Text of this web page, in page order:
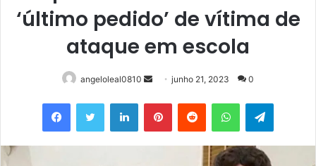
‘último pedido’ de vítima de
ataque em escola
angeloleal0810
Mande
e-
junho 21, 2023 0
FacebookTwitter LinkedinPinterestReddit WhatsAppTelegram